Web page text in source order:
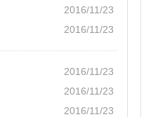
2016/11/23
2016/11/23
2016/11/23
2016/11/23
2016/11/23